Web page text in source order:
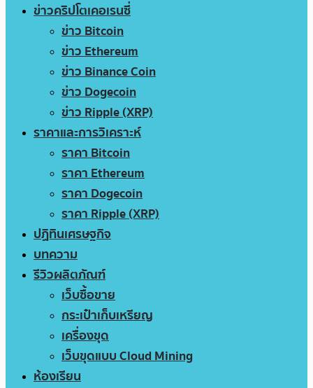
ข่าวคริปโตเคอเรนซี่
ข่าว Bitcoin
ข่าว Ethereum
ข่าว Binance Coin
ข่าว Dogecoin
ข่าว Ripple (XRP)
ราคาและการวิเคราะห์
ราคา Bitcoin
ราคา Ethereum
ราคา Dogecoin
ราคา Ripple (XRP)
ปฏิทินเศรษฐกิจ
บทความ
รีวิวผลิตภัณฑ์
เว็บซื้อขาย
กระเป๋าเก็บเหรียญ
เครื่องขุด
เว็บขุดแบบ Cloud Mining
ห้องเรียน